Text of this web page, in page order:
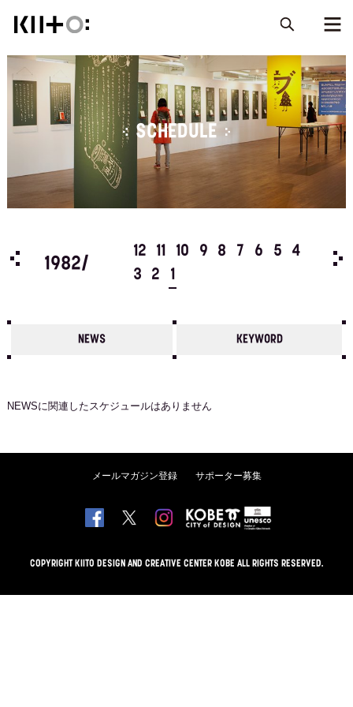
SCHEDULE
4
1982/
12 11 10 9 8 7 6 5
4
3
2 1
NEWS KEYWORD
NEWSに関連したスケジュールはありません
メールマガジン登録 サポーター募集
COPYRIGHT KIITO DESIGN AND CREATIVE CENTER KOBE ALL RIGHTS RESERVED.